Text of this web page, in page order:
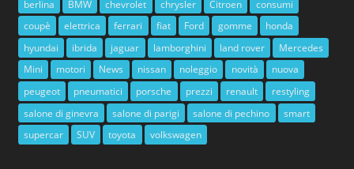
berlina
BMW chevrolet chrysler Citroen
consumi
coupè
elettrica ferrari fiat Ford gomme
honda
hyundai
ibrida jaguar lamborghini land rover
Mercedes
Mini
motori News nissan noleggio novità
nuova
peugeot
pneumatici porsche prezzi renault
restyling
salone di ginevra
salone di parigi salone di pechino
smart
supercar
SUV toyota volkswagen